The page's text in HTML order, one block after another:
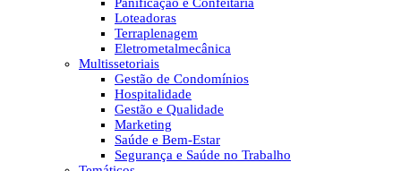
Loteadoras
Terraplenagem
Eletrometalmecânica
Multissetoriais
Gestão de Condomínios
Hospitalidade
Gestão e Qualidade
Marketing
Saúde e Bem-Estar
Segurança e Saúde no Trabalho